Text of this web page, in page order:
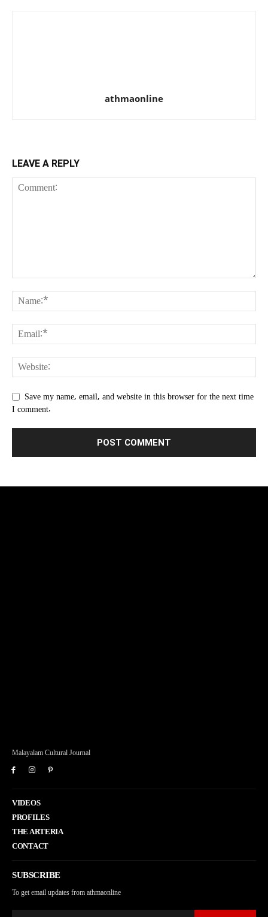
athmaonline
LEAVE A REPLY
Save my name, email, and website in this browser for the next time
I comment.
Malayalam Cultural Journal
VIDEOS
PROFILES
THE ARTERIA
CONTACT
SUBSCRIBE
To get email updates from athmaonline